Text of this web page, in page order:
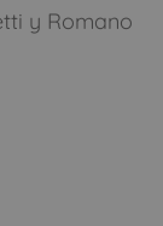
y Romano